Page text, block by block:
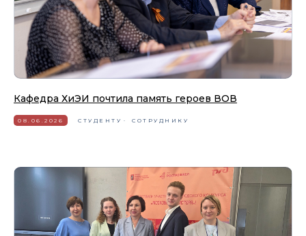
Кафедра ХиЭИ почтила память героев ВОВ
08.06.2026 СТУДЕНТУ СОТРУДНИКУ